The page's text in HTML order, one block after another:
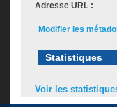
Adresse URL :
Modifier les
Statistiques
Voir les